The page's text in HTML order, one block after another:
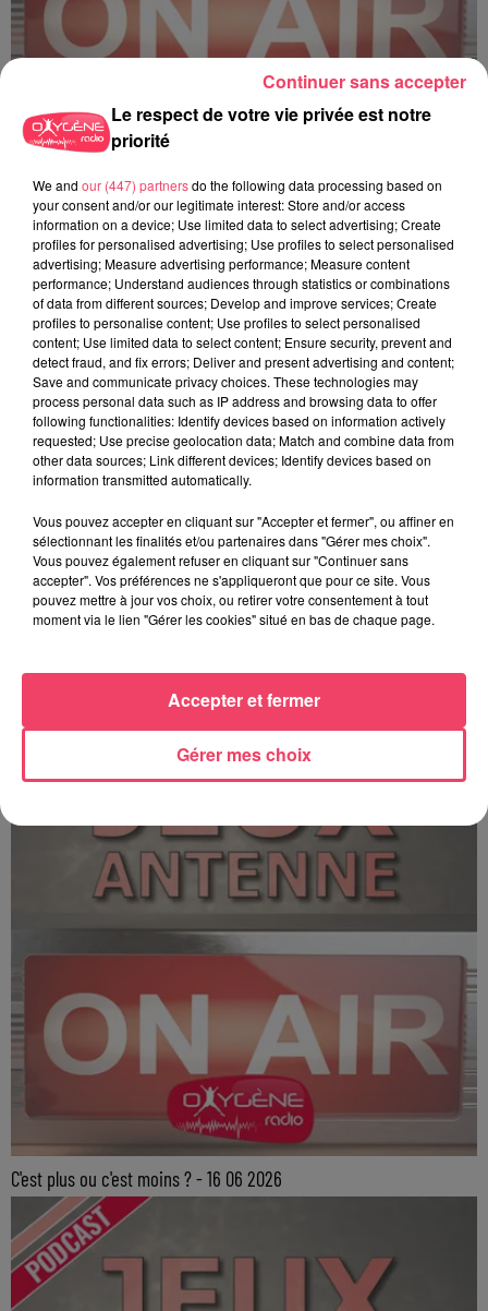
C'est plus ou c'est moins ? - 17 06 2026
C'est plus ou c'est moins ? - 16 06 2026
Le respect de votre vie privée est notre
priorité
We and our (447) partnersdo the following data processing based on
your consent and/or our legitimate interest: Store and/or access
information on a device; Use limited data to select advertising; Create
profiles for personalised advertising; Use profiles to select personalised
advertising; Measure advertising performance; Measure content
performance; Understand audiences through statistics or combinations
of data from different sources; Develop and improve services; Create
profiles to personalise content; Use profiles to select personalised
content; Use limited data to select content; Ensure security, prevent and
detect fraud, and fix errors; Deliver and present advertising and content;
Save and communicate privacy choices. These technologies may
process personal data such as IP address and browsing data to offer
following functionalities: Identify devices based on information actively
requested; Use precise geolocation data; Match and combine data from
other data sources; Link different devices; Identify devices based on
information transmitted automatically.
Vous pouvez accepter en cliquant sur "Accepter et fermer", ou affiner en
sélectionnant les finalités et/ou partenaires dans "Gérer mes choix".
Vous pouvez également refuser en cliquant sur "Continuer sans
accepter". Vos préférences ne s'appliqueront que pour ce site. Vous
pouvez mettre à jour vos choix, ou retirer votre consentement à tout
moment via le lien "Gérer les cookies" situé en bas de chaque page.
Gérer mes choix
Accepter et fermer
Continuer sans accepter